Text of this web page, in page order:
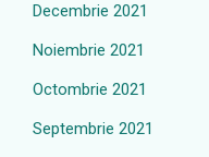
Decembrie 2021
Noiembrie 2021
Octombrie 2021
Septembrie 2021